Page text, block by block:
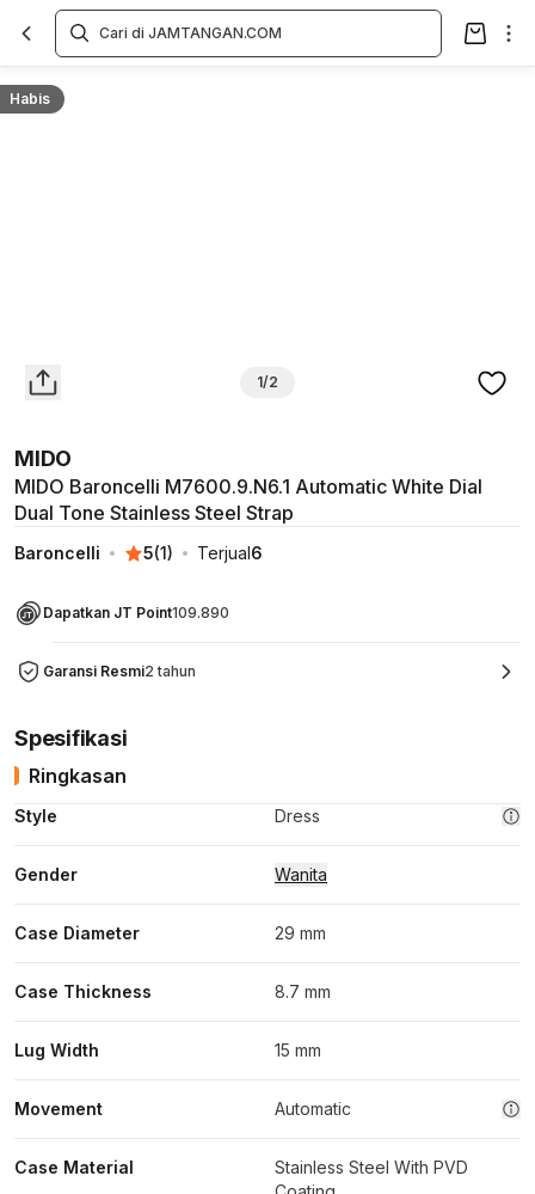
Habis
1/2
MIDO
MIDO Baroncelli M7600.9.N6.1 Automatic White Dial
Dual Tone Stainless Steel Strap
Baroncelli 5(1) Terjual6
Dapatkan JT Point109.890
Garansi Resmi2 tahun
Overview
Spesifikasi
Ringkasan
Style Dress
Gender Wanita
Case Diameter 29 mm
Case Thickness 8.7 mm
Lug Width 15 mm
Movement Automatic
Case Material
Stainless Steel With PVD